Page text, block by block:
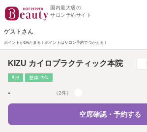
国内最大級の
サロン予約サイト
ゲストさん
ポイントが1%たまる！ ポイントはサロン予約でつかえる！
KIZU カイロプラクティック本院
ﾘﾗｸ 整体･ｶｲﾛ
- （2件）
空席確認・予約する